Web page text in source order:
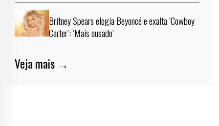
Britney Spears elogia Beyoncé e exalta ‘Cowboy
Carter’: ‘Mais ousado’
Veja mais →